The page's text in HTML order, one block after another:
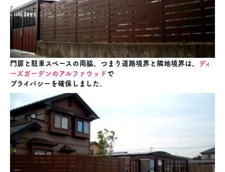
門扉と駐車スペースの両脇、つまり道路境界と隣地境界は、 ディ
ーズガーデンのアルファウッドで
プライバシーを確保しました。